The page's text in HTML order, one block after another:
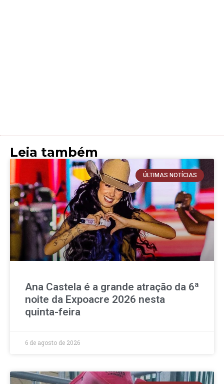
Leia também
ÚLTIMAS NOTÍCIAS
Ana Castela é a grande atração da 6ª
noite da Expoacre 2026 nesta
quinta-feira
6 de agosto de 2026